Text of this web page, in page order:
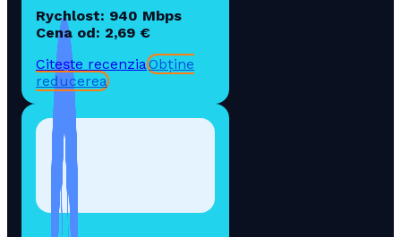
Rychlost: 940 Mbps
Cena od: 2,69 €
Citește recenziaObține
reducerea